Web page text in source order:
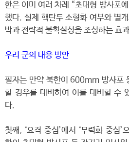
한은 이미 여러 차례 “초대형 방사포
했다. 실제 핵탄두 소형화 여부와 별
박과 전략적 불확실성을 조성하는 효
우리 군의 대응 방안
필자는 만약 북한이 600mm 방사포
할 경우를 대비하여 이를 대비할 수
다.
첫째, ‘요격 중심’에서 ‘무력화 중심